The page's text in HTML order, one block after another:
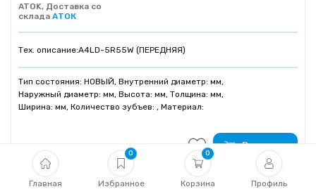
Главная
0
Избранное
0
Корзина Профиль
ATOK, Доставка со
склада АТОК
Тех. описание:A4LD-5R55W (ПЕРЕДНЯЯ)
Тип состояния: НОВЫЙ, Внутренний диаметр: мм,
Наружный диаметр: мм, Высота: мм, Толщина: мм,
Ширина: мм, Количество зубъев: , Материал:
В корзину
420